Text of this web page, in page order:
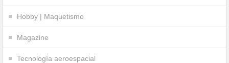
Hobby | Maquetismo
Magazine
Tecnología aeroespacial